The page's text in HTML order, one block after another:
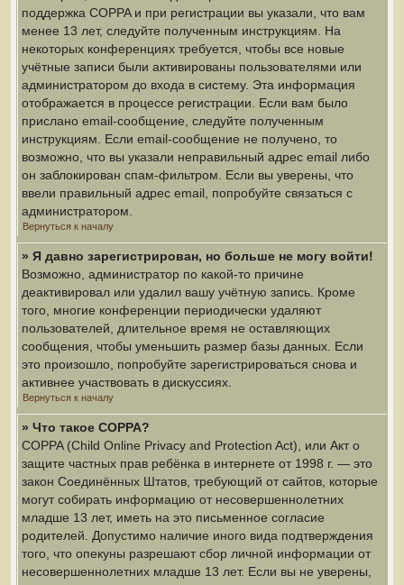
поддержка COPPA и при регистрации вы указали, что вам
менее 13 лет, следуйте полученным инструкциям. На
некоторых конференциях требуется, чтобы все новые
учётные записи были активированы пользователями или
администратором до входа в систему. Эта информация
отображается в процессе регистрации. Если вам было
прислано email-сообщение, следуйте полученным
инструкциям. Если email-сообщение не получено, то
возможно, что вы указали неправильный адрес email либо
он заблокирован спам-фильтром. Если вы уверены, что
ввели правильный адрес email, попробуйте связаться с
администратором.
Вернуться к началу
» Я давно зарегистрирован, но больше не могу войти!
Возможно, администратор по какой-то причине
деактивировал или удалил вашу учётную запись. Кроме
того, многие конференции периодически удаляют
пользователей, длительное время не оставляющих
сообщения, чтобы уменьшить размер базы данных. Если
это произошло, попробуйте зарегистрироваться снова и
активнее участвовать в дискуссиях.
Вернуться к началу
» Что такое COPPA?
COPPA (Child Online Privacy and Protection Act), или Акт о
защите частных прав ребёнка в интернете от 1998 г. — это
закон Соединённых Штатов, требующий от сайтов, которые
могут собирать информацию от несовершеннолетних
младше 13 лет, иметь на это письменное согласие
родителей. Допустимо наличие иного вида подтверждения
того, что опекуны разрешают сбор личной информации от
несовершеннолетних младше 13 лет. Если вы не уверены,